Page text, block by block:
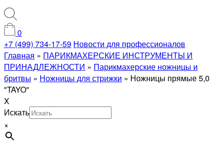
0
+7 (499) 734-17-59 Новости для профессионалов
Главная » ПАРИКМАХЕРСКИЕ ИНСТРУМЕНТЫ И
ПРИНАДЛЕЖНОСТИ » Парикмахерские ножницы и
бритвы » Ножницы для стрижки » Ножницы прямые 5,0
"TAYO"
X
Искать
×